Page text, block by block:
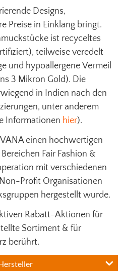
Designs,
Preise in Einklang bringt.
ist recyceltes
teilweise veredelt
und hypoallergene Vermeil
3 Mikron Gold). Die
in Indien nach den
unter anderem
Informationen hier).
einen hochwertigen
Fair Fashion &
mit verschiedenen
Profit Organisationen
hergestellt wurde.
Rabatt-Aktionen für
Sortiment & für
berührt.